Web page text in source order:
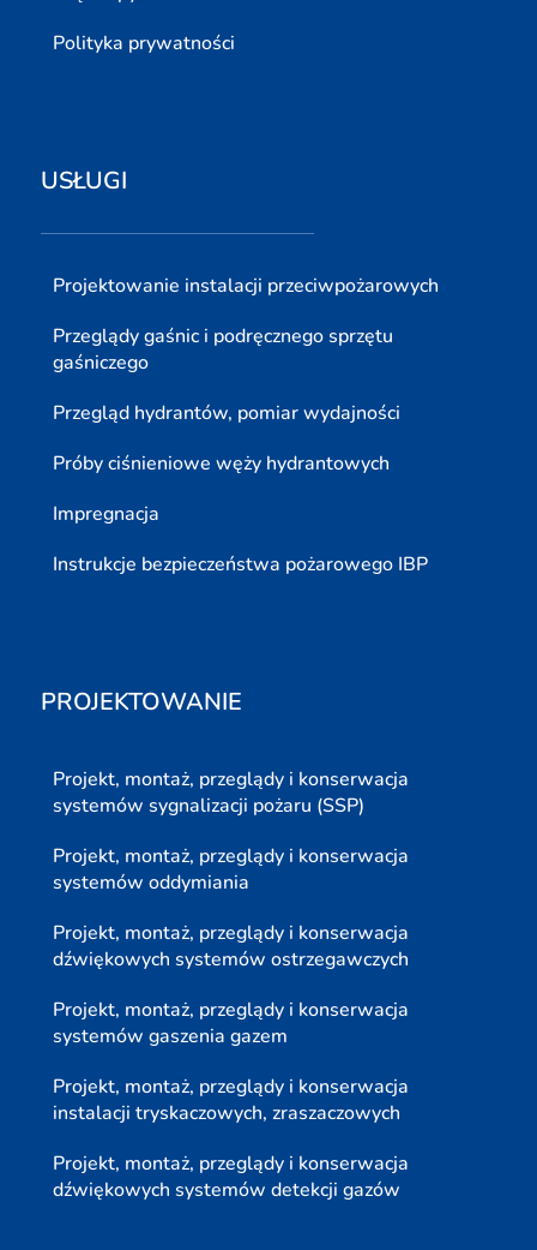
Polityka prywatności
USŁUGI
Projektowanie instalacji przeciwpożarowych
Przeglądy gaśnic i podręcznego sprzętu
gaśniczego
Przegląd hydrantów, pomiar wydajności
Próby ciśnieniowe węży hydrantowych
Impregnacja
Instrukcje bezpieczeństwa pożarowego IBP
PROJEKTOWANIE
Projekt, montaż, przeglądy i konserwacja
systemów sygnalizacji pożaru (SSP)
Projekt, montaż, przeglądy i konserwacja
systemów oddymiania
Projekt, montaż, przeglądy i konserwacja
dźwiękowych systemów ostrzegawczych
Projekt, montaż, przeglądy i konserwacja
systemów gaszenia gazem
Projekt, montaż, przeglądy i konserwacja
instalacji tryskaczowych, zraszaczowych
Projekt, montaż, przeglądy i konserwacja
dźwiękowych systemów detekcji gazów